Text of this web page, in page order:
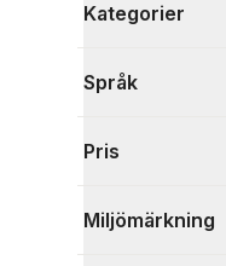
Kategorier
Visa fler
Språk
Pris
Miljömärkning